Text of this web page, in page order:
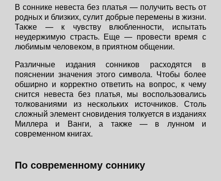
В соннике невеста без платья — получить весть от
родных и близких, сулит добрые перемены в жизни.
Также — к чувству влюбленности, испытать
неудержимую страсть. Еще — провести время с
любимым человеком, в приятном общении.
Различные издания сонников расходятся в
пояснении значения этого символа. Чтобы более
обширно и корректно ответить на вопрос, к чему
снится невеста без платья, мы воспользовались
толкованиями из нескольких источников. Столь
сложный элемент сновидения толкуется в изданиях
Миллера и Ванги, а также — в лунном и
современном книгах.
По современному соннику